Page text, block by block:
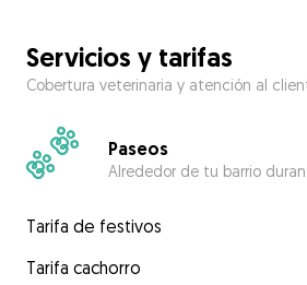
Servicios y tarifas
Cobertura veterinaria y atención al
Paseos
Alrededor de tu barrio
Tarifa de festivos
Tarifa cachorro